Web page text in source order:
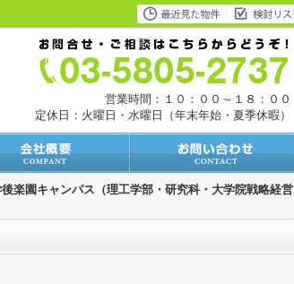
営業時間：１０：００～１８：００
定休日：火曜日・水曜日（年末年始・夏季休暇）
楽園キャンパス（理工学部・研究科・大学院戦略経営